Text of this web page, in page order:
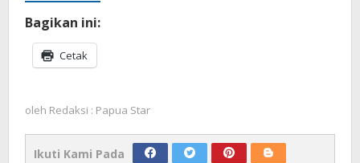
Bagikan ini:
Cetak
oleh Redaksi : Papua Star
Ikuti Kami Pada